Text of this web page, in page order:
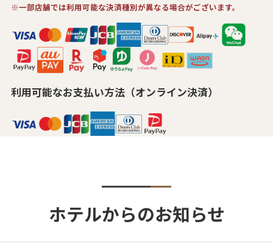
※一部店舗では利用可能な決済種別が異なる場合がございます。
利用可能なお支払い方法（オンライン決済）
ホテルからのお知らせ